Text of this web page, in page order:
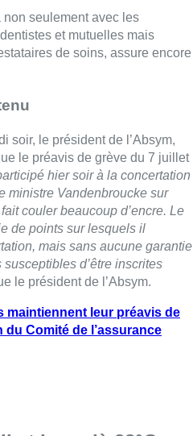
non seulement avec les
et mutuelles mais
de soins, assure encore
soir, le président de l’Absym,
le préavis de grève du 7 juillet
hier soir à la concertation
ministre Vandenbroucke sur
couler beaucoup d’encre. Le
de points sur lesquels il
mais sans aucune garantie
d’être inscrites
le président de l’Absym.
maintiennent leur préavis de
du Comité de l’assurance